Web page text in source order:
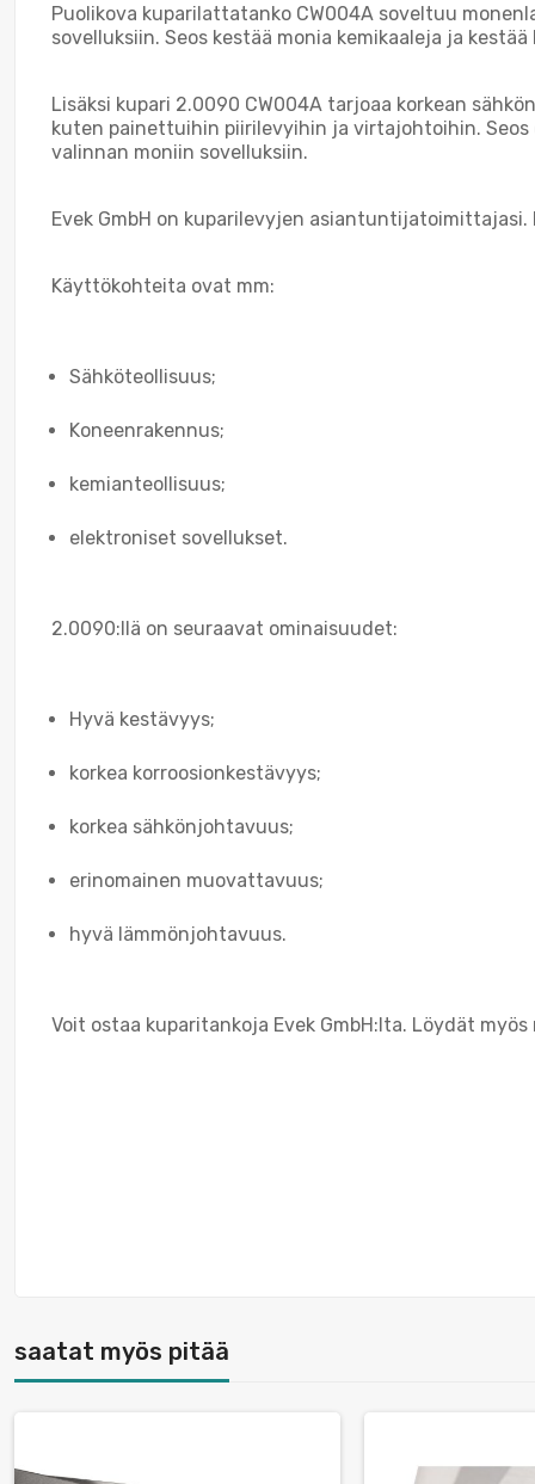
Puolikova kuparilattatanko CW004A soveltuu
sovelluksiin. Seos kestää monia kemikaaleja ja
Lisäksi kupari 2.0090 CW004A tarjoaa korkean
kuten painettuihin piirilevyihin ja virtajohtoihin. Seos
valinnan moniin sovelluksiin.
Evek GmbH on kuparilevyjen
Käyttökohteita ovat mm:
Sähköteollisuus;
Koneenrakennus;
kemianteollisuus;
elektroniset sovellukset.
2.0090:llä on seuraavat ominaisuudet:
Hyvä kestävyys;
korkea korroosionkestävyys;
korkea sähkönjohtavuus;
erinomainen muovattavuus;
hyvä lämmönjohtavuus.
Voit ostaa kuparitankoja Evek GmbH:lta. Löydät
saatat myös pitää